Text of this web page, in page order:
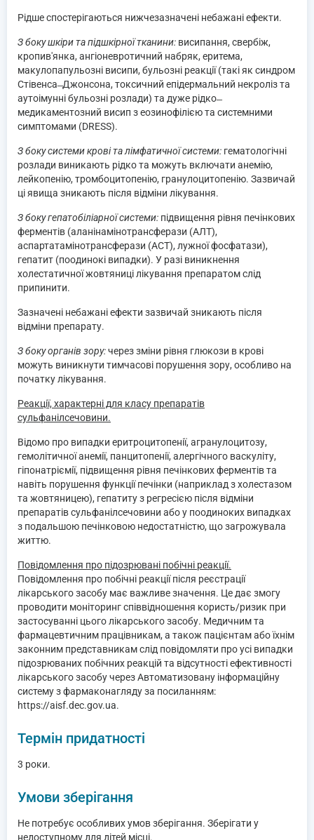
Рідше спостерігаються нижчезазначені небажані ефекти.
З боку шкіри та підшкірної тканини: висипання, свербіж,
кропив'янка, ангіоневротичний набряк, еритема,
макулопапульозні висипи, бульозні реакції (такі як синдром
Стівенса ̶ Джонсона, токсичний епідермальний некроліз та
аутоімунні бульозні розлади) та дуже рідко ̶
медикаментозний висип з еозинофілією та системними
симптомами (DRESS).
З боку системи крові та лімфатичної системи: гематологічні
розлади виникають рідко та можуть включати анемію,
лейкопенію, тромбоцитопенію, гранулоцитопенію. Зазвичай
ці явища зникають після відміни лікування.
З боку гепатобіліарної системи: підвищення рівня печінкових
ферментів (аланінамінотрансферази (АЛТ),
аспартатамінотрансферази (АСТ), лужної фосфатази),
гепатит (поодинокі випадки). У разі виникнення
холестатичної жовтяниці лікування препаратом слід
припинити.
Зазначені небажані ефекти зазвичай зникають після
відміни препарату.
З боку органів зору:через зміни рівня глюкози в крові
можуть виникнути тимчасові порушення зору, особливо на
початку лікування.
Реакції, характерні для класу препаратів
сульфанілсечовини.
Відомо про випадки еритроцитопенії, агранулоцитозу,
гемолітичної анемії, панцитопенії, алергічного васкуліту,
гіпонатріємії, підвищення рівня печінкових ферментів та
навіть порушення функції печінки (наприклад з холестазом
та жовтяницею), гепатиту з регресією після відміни
препаратів сульфанілсечовини або у поодиноких випадках
з подальшою печінковою недостатністю, що загрожувала
життю.
Повідомлення про підозрювані побічні реакції.
Повідомлення про побічні реакції після реєстрації
лікарського засобу має важливе значення. Це дає змогу
проводити моніторинг співвідношення користь/ризик при
застосуванні цього лікарського засобу. Медичним та
фармацевтичним працівникам, а також пацієнтам або їхнім
законним представникам слід повідомляти про усі випадки
підозрюваних побічних реакцій та відсутності ефективності
лікарського засобу через Автоматизовану інформаційну
систему з фармаконагляду за посиланням:
https://aisf.dec.gov.ua.
Термін придатності
3 роки.
Умови зберігання
Не потребує особливих умов зберігання. Зберігати у
недоступному для дітей місці.